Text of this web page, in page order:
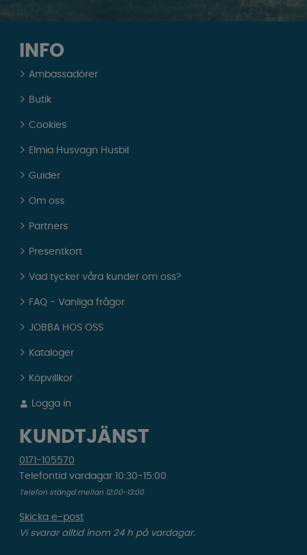
INFO
Ambassadörer
Butik
Cookies
Elmia Husvagn Husbil
Guider
Om oss
Partners
Presentkort
Vad tycker våra kunder om oss?
FAQ - Vanliga frågor
JOBBA HOS OSS
Kataloger
Köpvillkor
Logga in
KUNDTJÄNST
0171-105570
Telefontid vardagar 10:30-15:00
Telefon stängd mellan 12:00-13:00
Skicka e-post
Vi svarar alltid inom 24 h på vardagar.